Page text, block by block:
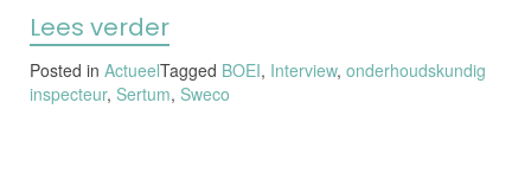
Lees verder
Posted in ActueelTagged BOEI, Interview, onderhoudskundig
inspecteur, Sertum, Sweco